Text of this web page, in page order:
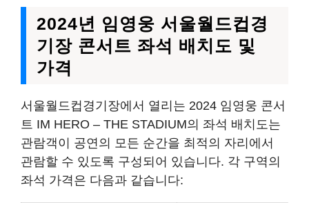
2024년 임영웅 서울월드컵경
기장 콘서트 좌석 배치도 및
가격
서울월드컵경기장에서 열리는 2024 임영웅 콘서
트 IM HERO – THE STADIUM의 좌석 배치도는
관람객이 공연의 모든 순간을 최적의 자리에서
관람할 수 있도록 구성되어 있습니다. 각 구역의
좌석 가격은 다음과 같습니다: